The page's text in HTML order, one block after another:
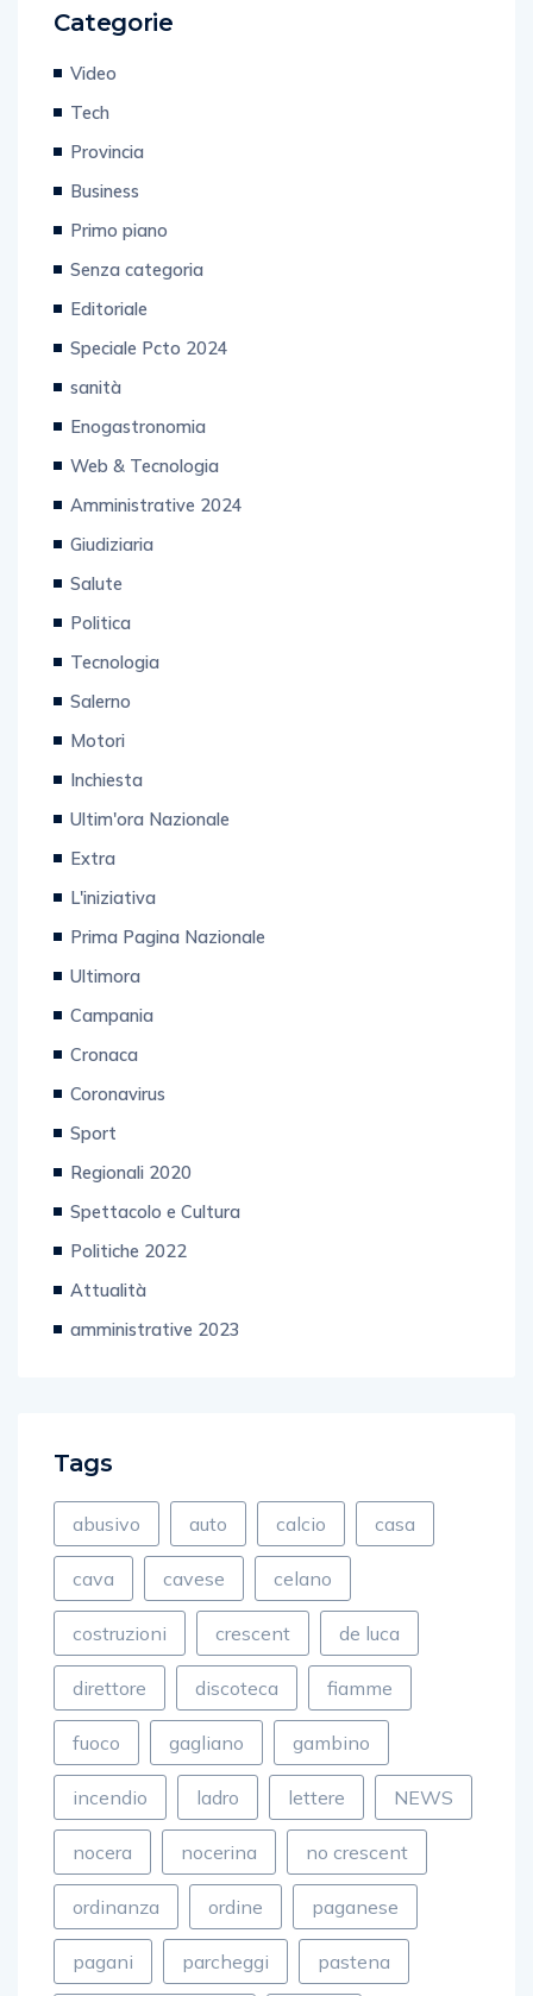
Categorie
Video
Tech
Provincia
Business
Primo piano
Senza categoria
Editoriale
Speciale Pcto 2024
sanità
Enogastronomia
Web & Tecnologia
Amministrative 2024
Giudiziaria
Salute
Politica
Tecnologia
Salerno
Motori
Inchiesta
Ultim'ora Nazionale
Extra
L'iniziativa
Prima Pagina Nazionale
Ultimora
Campania
Cronaca
Coronavirus
Sport
Regionali 2020
Spettacolo e Cultura
Politiche 2022
Attualità
amministrative 2023
Tags
abusivo auto calcio casa
cava cavese celano
costruzioni crescent de luca
direttore discoteca fiamme
fuoco gagliano gambino
incendio ladro lettere NEWS
nocera nocerina no crescent
ordinanza ordine paganese
pagani parcheggi pastena